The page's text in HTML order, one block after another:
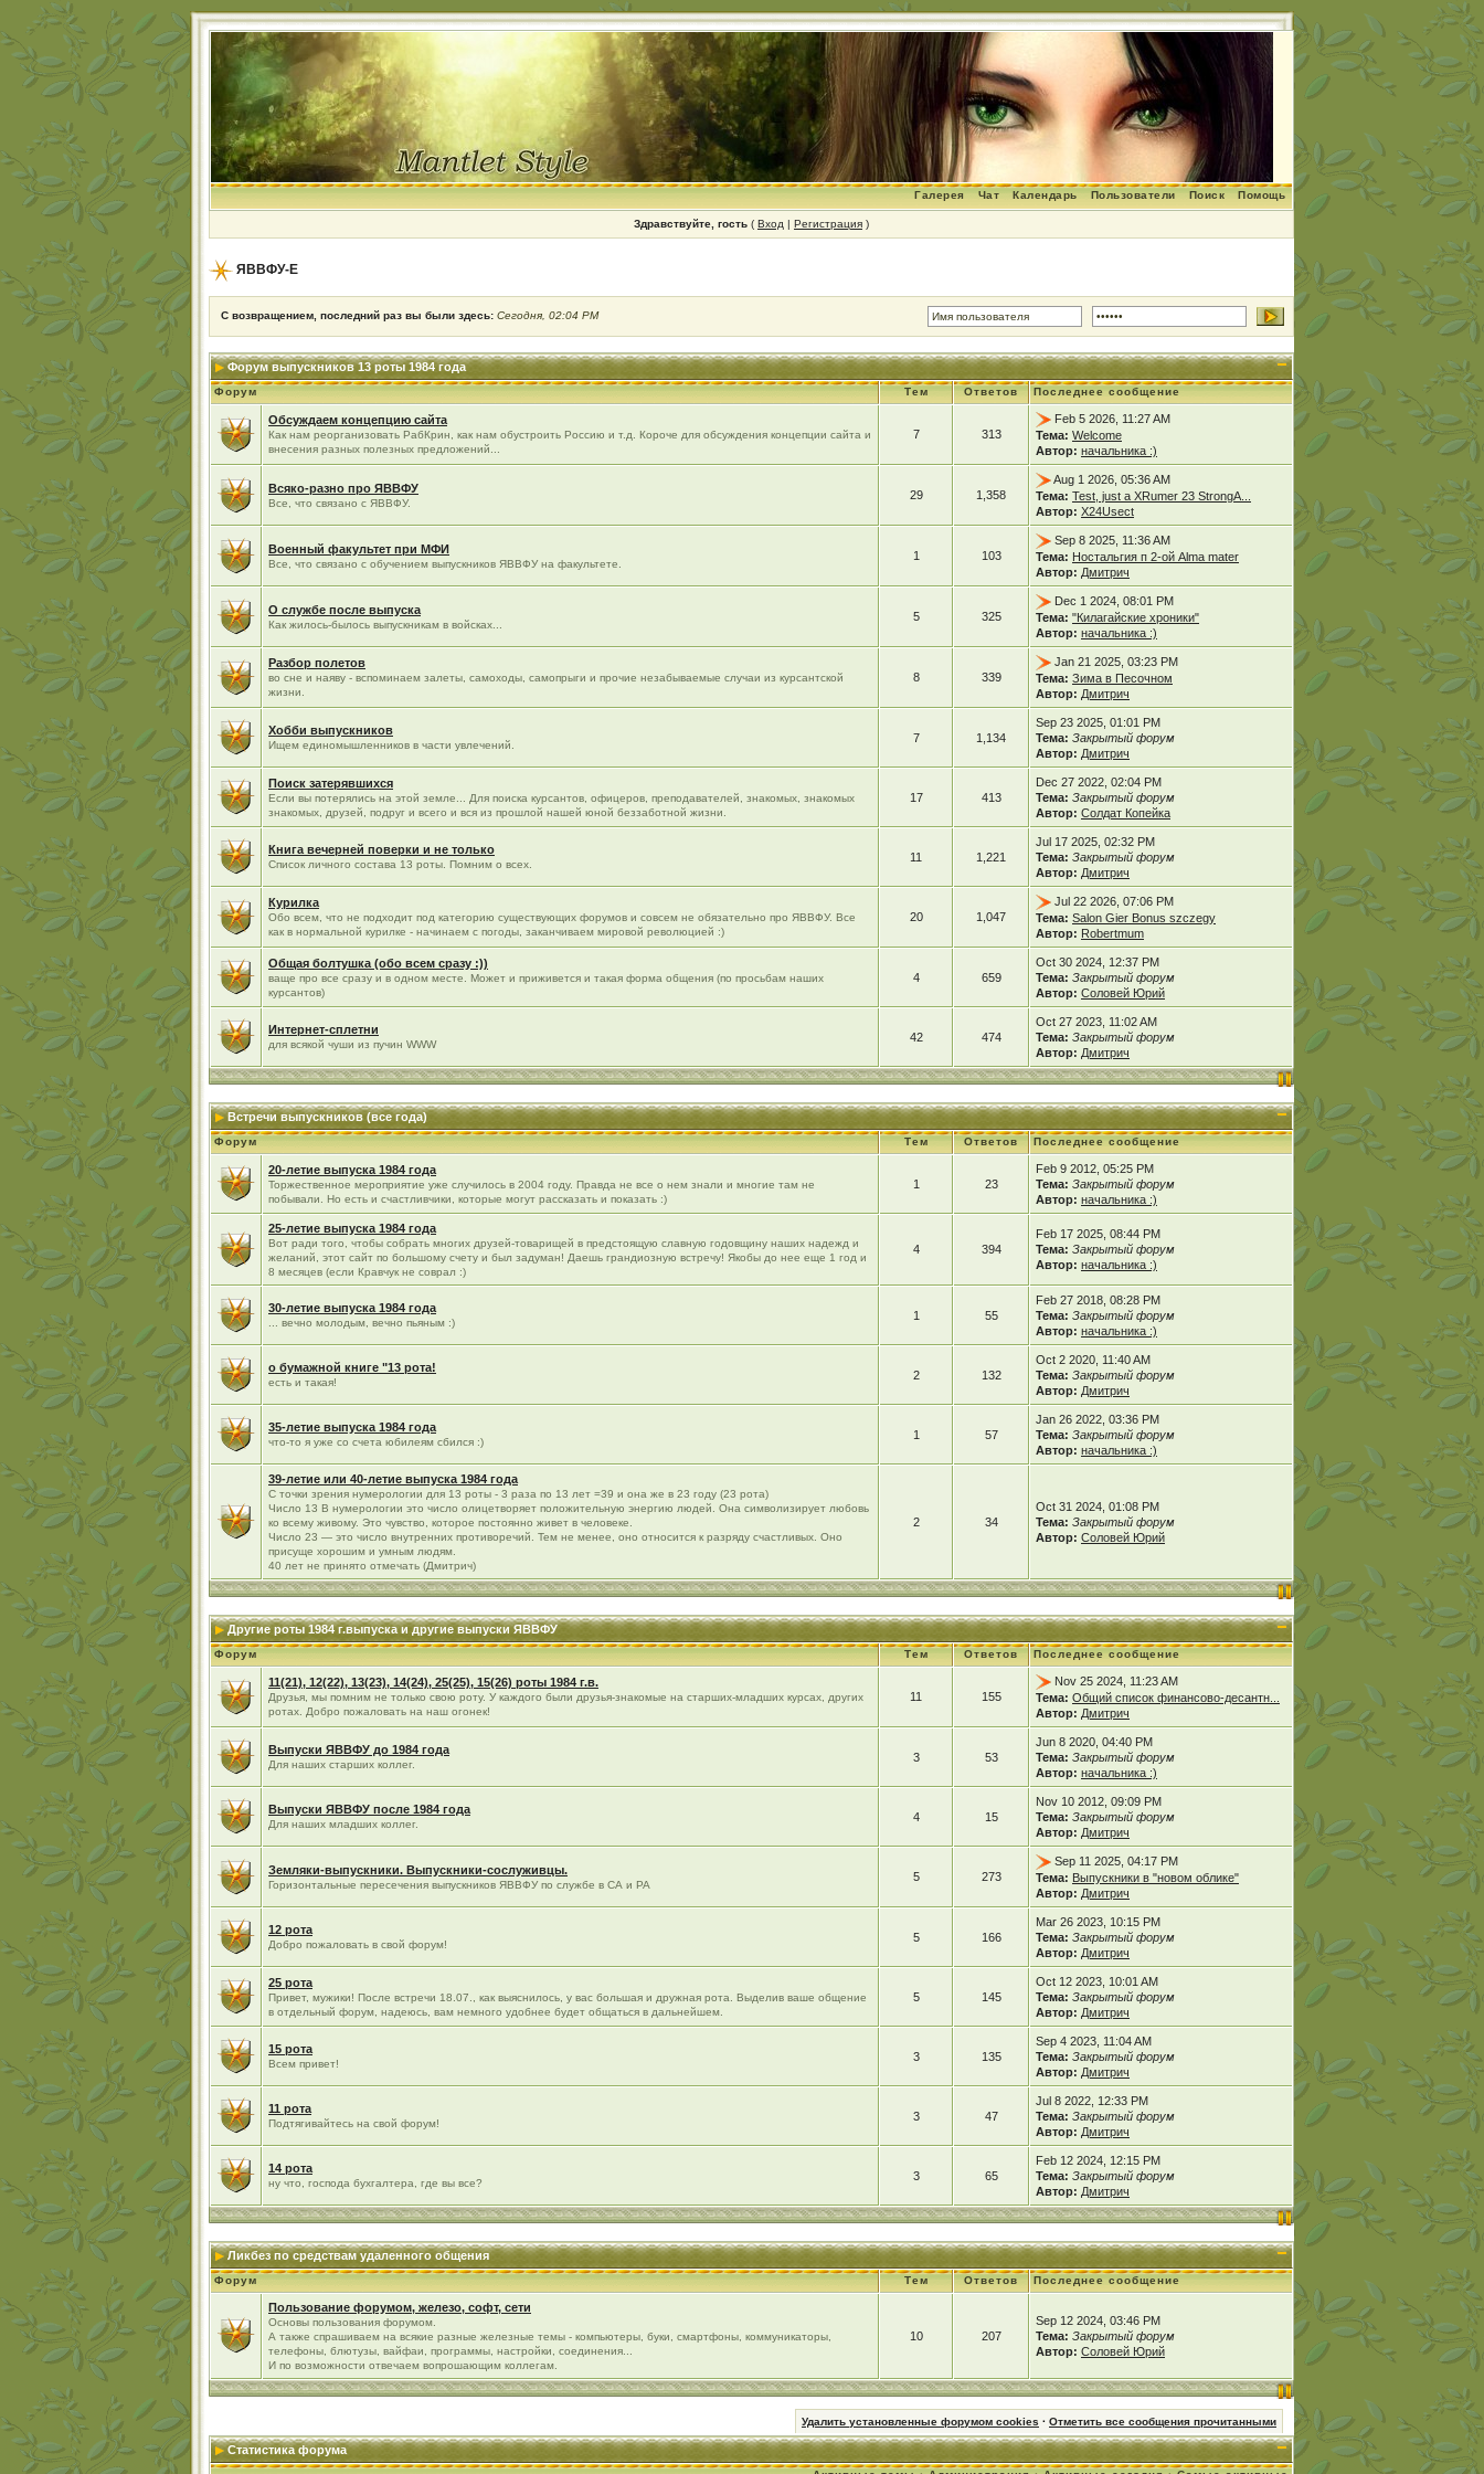
Помощь
Поиск
Пользователи
Календарь
Чат
Галерея
Здравствуйте, гость ( Вход | Регистрация )
ЯВВФУ-Е
С возвращением, последний раз вы были здесь: Сегодня, 02:04 PM
Форум выпускников 13 роты 1984 года
Форум Тем Ответов Последнее сообщение
Обсуждаем концепцию сайта
Как нам реорганизовать РабКрин, как нам обустроить Россию и т.д. Короче для обсуждения концепции сайта и
внесения разных полезных предложений...
7 313
Feb 5 2026, 11:27 AM
Тема: Welcome
Автор: начальника :)
Всяко-разно про ЯВВФУ
Все, что связано с ЯВВФУ.
29 1,358
Aug 1 2026, 05:36 AM
Тема: Test, just a XRumer 23 StrongA...
Автор: X24Usect
Военный факультет при МФИ
Все, что связано с обучением выпускников ЯВВФУ на факультете.
1 103
Sep 8 2025, 11:36 AM
Тема: Ностальгия п 2-ой Alma mater
Автор: Дмитрич
О службе после выпуска
Как жилось-былось выпускникам в войсках...
5 325
Dec 1 2024, 08:01 PM
Тема: "Килагайские хроники"
Автор: начальника :)
Разбор полетов
во сне и наяву - вспоминаем залеты, самоходы, самопрыги и прочие незабываемые случаи из курсантской
жизни.
8 339
Jan 21 2025, 03:23 PM
Тема: Зима в Песочном
Автор: Дмитрич
Хобби выпускников
Ищем единомышленников в части увлечений.
7 1,134
Sep 23 2025, 01:01 PM
Тема: Закрытый форум
Автор: Дмитрич
Поиск затерявшихся
Если вы потерялись на этой земле... Для поиска курсантов, офицеров, преподавателей, знакомых, знакомых
знакомых, друзей, подруг и всего и вся из прошлой нашей юной беззаботной жизни.
17 413
Dec 27 2022, 02:04 PM
Тема: Закрытый форум
Автор: Солдат Копейка
Книга вечерней поверки и не только
Список личного состава 13 роты. Помним о всех.
11 1,221
Jul 17 2025, 02:32 PM
Тема: Закрытый форум
Автор: Дмитрич
Курилка
Обо всем, что не подходит под категорию существующих форумов и совсем не обязательно про ЯВВФУ. Все
как в нормальной курилке - начинаем с погоды, заканчиваем мировой революцией :)
20 1,047
Jul 22 2026, 07:06 PM
Тема: Salon Gier Bonus szczegy
Автор: Robertmum
Общая болтушка (обо всем сразу :))
ваще про все сразу и в одном месте. Может и приживется и такая форма общения (по просьбам наших
курсантов)
4 659
Oct 30 2024, 12:37 PM
Тема: Закрытый форум
Автор: Соловей Юрий
Интернет-сплетни
для всякой чуши из пучин WWW
42 474
Oct 27 2023, 11:02 AM
Тема: Закрытый форум
Автор: Дмитрич
Встречи выпускников (все года)
Форум Тем Ответов Последнее сообщение
20-летие выпуска 1984 года
Торжественное мероприятие уже случилось в 2004 году. Правда не все о нем знали и многие там не
побывали. Но есть и счастливчики, которые могут рассказать и показать :)
1 23
Feb 9 2012, 05:25 PM
Тема: Закрытый форум
Автор: начальника :)
25-летие выпуска 1984 года
Вот ради того, чтобы собрать многих друзей-товарищей в предстоящую славную годовщину наших надежд и
желаний, этот сайт по большому счету и был задуман! Даешь грандиозную встречу! Якобы до нее еще 1 год и
8 месяцев (если Кравчук не соврал :)
4 394
Feb 17 2025, 08:44 PM
Тема: Закрытый форум
Автор: начальника :)
30-летие выпуска 1984 года
... вечно молодым, вечно пьяным :)
1 55
Feb 27 2018, 08:28 PM
Тема: Закрытый форум
Автор: начальника :)
о бумажной книге "13 рота!
есть и такая!
2 132
Oct 2 2020, 11:40 AM
Тема: Закрытый форум
Автор: Дмитрич
35-летие выпуска 1984 года
что-то я уже со счета юбилеям сбился :)
1 57
Jan 26 2022, 03:36 PM
Тема: Закрытый форум
Автор: начальника :)
39-летие или 40-летие выпуска 1984 года
С точки зрения нумерологии для 13 роты - 3 раза по 13 лет =39 и она же в 23 году (23 рота)
Число 13 В нумерологии это число олицетворяет положительную энергию людей. Она символизирует любовь
ко всему живому. Это чувство, которое постоянно живет в человеке.
Число 23 — это число внутренних противоречий. Тем не менее, оно относится к разряду счастливых. Оно
присуще хорошим и умным людям.
40 лет не принято отмечать (Дмитрич)
2 34
Oct 31 2024, 01:08 PM
Тема: Закрытый форум
Автор: Соловей Юрий
Другие роты 1984 г.выпуска и другие выпуски ЯВВФУ
Форум Тем Ответов Последнее сообщение
11(21), 12(22), 13(23), 14(24), 25(25), 15(26) роты 1984 г.в.
Друзья, мы помним не только свою роту. У каждого были друзья-знакомые на старших-младших курсах, других
ротах. Добро пожаловать на наш огонек!
11 155
Nov 25 2024, 11:23 AM
Тема: Общий список финансово-десантн...
Автор: Дмитрич
Выпуски ЯВВФУ до 1984 года
Для наших старших коллег.
3 53
Jun 8 2020, 04:40 PM
Тема: Закрытый форум
Автор: начальника :)
Выпуски ЯВВФУ после 1984 года
Для наших младших коллег.
4 15
Nov 10 2012, 09:09 PM
Тема: Закрытый форум
Автор: Дмитрич
Земляки-выпускники. Выпускники-сослуживцы.
Горизонтальные пересечения выпускников ЯВВФУ по службе в СА и РА
5 273
Sep 11 2025, 04:17 PM
Тема: Выпускники в "новом облике"
Автор: Дмитрич
12 рота
Добро пожаловать в свой форум!
5 166
Mar 26 2023, 10:15 PM
Тема: Закрытый форум
Автор: Дмитрич
25 рота
Привет, мужики! После встречи 18.07., как выяснилось, у вас большая и дружная рота. Выделив ваше общение
в отдельный форум, надеюсь, вам немного удобнее будет общаться в дальнейшем.
5 145
Oct 12 2023, 10:01 AM
Тема: Закрытый форум
Автор: Дмитрич
15 рота
Всем привет!
3 135
Sep 4 2023, 11:04 AM
Тема: Закрытый форум
Автор: Дмитрич
11 рота
Подтягивайтесь на свой форум!
3 47
Jul 8 2022, 12:33 PM
Тема: Закрытый форум
Автор: Дмитрич
14 рота
ну что, господа бухгалтера, где вы все?
3 65
Feb 12 2024, 12:15 PM
Тема: Закрытый форум
Автор: Дмитрич
Ликбез по средствам удаленного общения
Форум Тем Ответов Последнее сообщение
Пользование форумом, железо, софт, сети
Основы пользования форумом.
А также спрашиваем на всякие разные железные темы - компьютеры, буки, смартфоны, коммуникаторы,
телефоны, блютузы, вайфаи, программы, настройки, соединения...
И по возможности отвечаем вопрошающим коллегам.
10 207
Sep 12 2024, 03:46 PM
Тема: Закрытый форум
Автор: Соловей Юрий
Удалить установленные форумом cookies · Отметить все сообщения прочитанными
Статистика форума